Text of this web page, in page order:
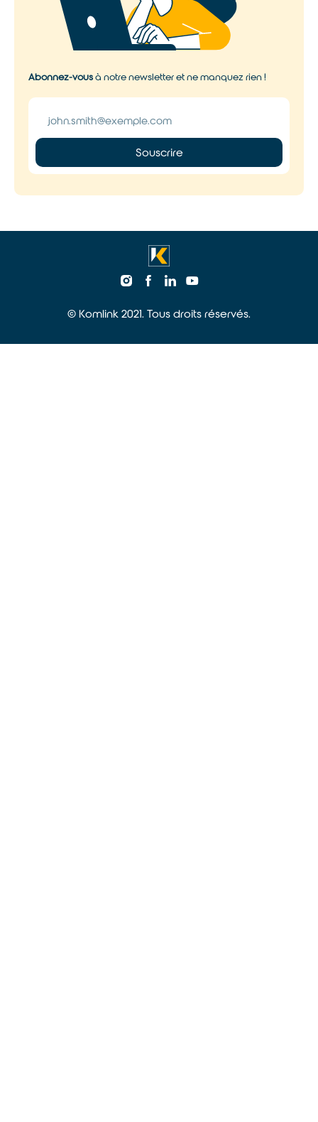
Abonnez-vousà notre newsletter et ne manquez rien !
Souscrire
© Komlink 2021. Tous droits réservés.